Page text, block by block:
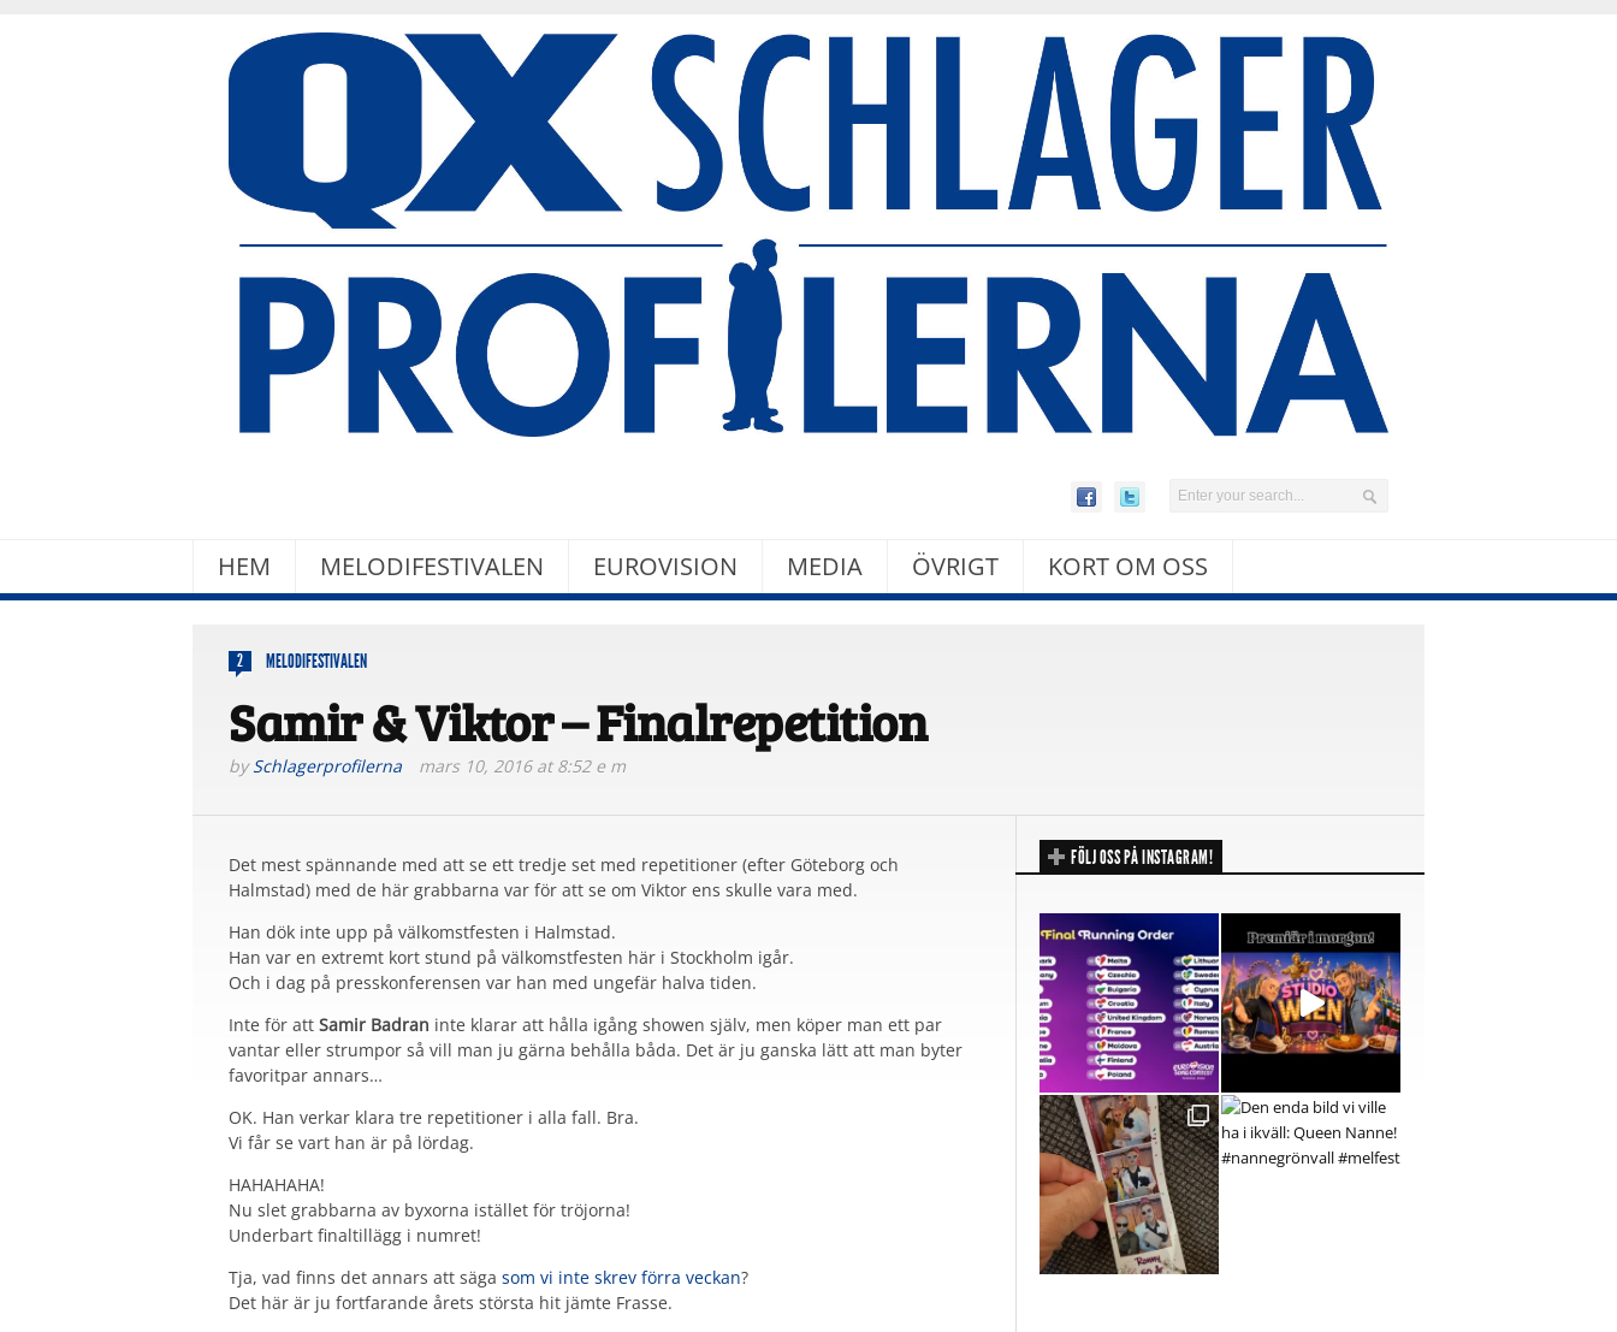
HEM MELODIFESTIVALEN EUROVISION MEDIA ÖVRIGT KORT OM OSS
2 MELODIFESTIVALEN
Samir & Viktor – Finalrepetition
bySchlagerprofilerna mars 10, 2016 at 8:52 e m
Det mest spännande med att se ett tredje set med repetitioner (efter Göteborg och
Halmstad) med de här grabbarna var för att se om Viktor ens skulle vara med.
Han dök inte upp på välkomstfesten i Halmstad.
Han var en extremt kort stund på välkomstfesten här i Stockholm igår.
Och i dag på presskonferensen var han med ungefär halva tiden.
Inte för att Samir Badran inte klarar att hålla igång showen själv, men köper man ett par
vantar eller strumpor så vill man ju gärna behålla båda. Det är ju ganska lätt att man byter
favoritpar annars…
OK. Han verkar klara tre repetitioner i alla fall. Bra.
Vi får se vart han är på lördag.
HAHAHAHA!
Nu slet grabbarna av byxorna istället för tröjorna!
Underbart finaltillägg i numret!
Tja, vad finns det annars att säga som vi inte skrev förra veckan?
Det här är ju fortfarande årets största hit jämte Frasse.
FÖLJ OSS PÅ INSTAGRAM!